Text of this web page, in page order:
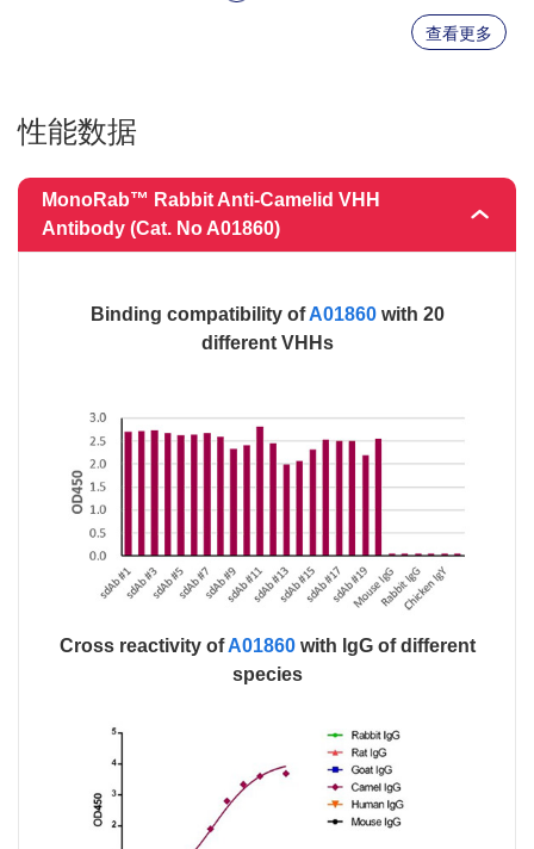
查看更多
性能数据
MonoRab™ Rabbit Anti-Camelid VHH
Antibody (Cat. No A01860)
Binding compatibility ofA01860with 20
different VHHs
Cross reactivity ofA01860with lgG of different
species